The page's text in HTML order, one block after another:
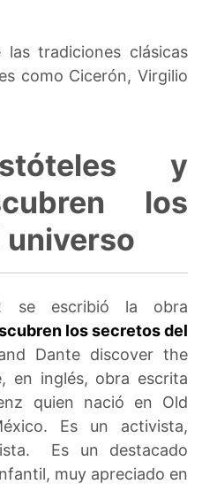
tradiciones clásicas
como Cicerón, Virgilio
y
los
se escribió la obra
los secretos del
Dante discover the
en inglés, obra escrita
quien nació en Old
Es un activista,
Es un destacado
muy apreciado en